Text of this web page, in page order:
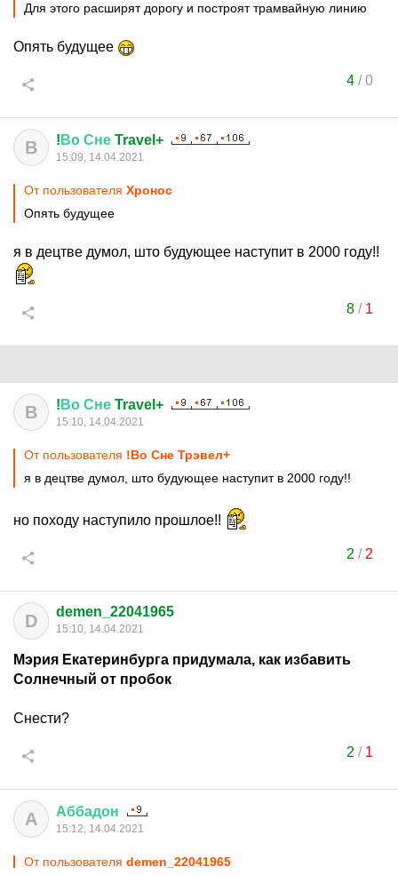
Для этого расширят дорогу и построят трамвайную линию
Опять будущее
4/0
В ! Во Сне Travel+
15:09, 14.04.2021
От пользователя Хронос
Опять будущее
я в децтве думол, што будующее наступит в 2000 году!!
8/ 1
В ! Во Сне Travel+
15:10, 14.04.2021
От пользователя !Во Сне Трэвел+
я в децтве думол, што будующее наступит в 2000 году!!
но походу наступило прошлое!!
2 / 2
D demen_22041965
15:10, 14.04.2021
Мэрия Екатеринбурга придумала, как избавить
Солнечный от пробок
Снести?
2 / 1
А Аббадон
15:12, 14.04.2021
От пользователя demen_22041965